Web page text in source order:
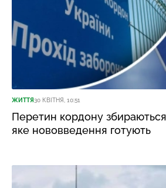
ЖИТТЯ30 КВІТНЯ, 10:51
Перетин кордону
яке нововведення готують